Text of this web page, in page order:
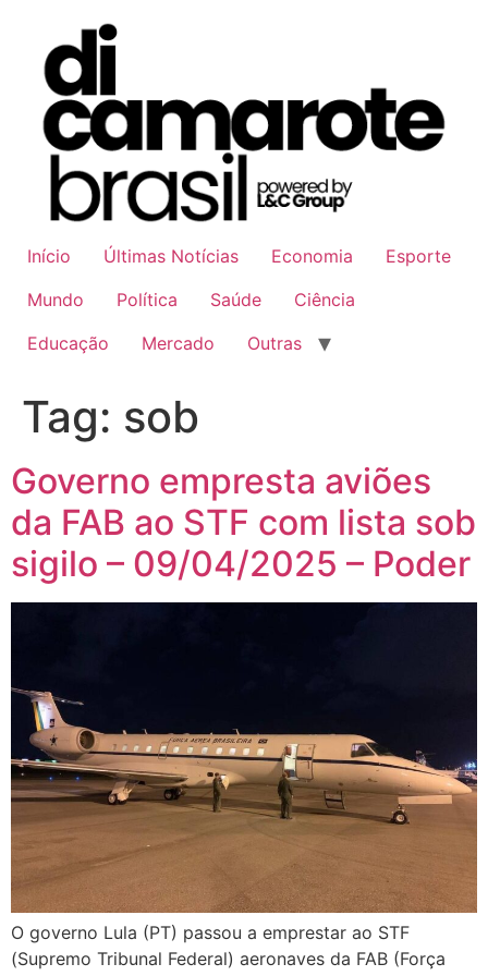
conteúdo
Início Últimas Notícias Economia
Esporte
Mundo
Política Saúde
Ciência
Educação
Mercado Outras
Tag: sob
Governo empresta aviões
da FAB ao STF com lista sob
sigilo – 09/04/2025 – Poder
O governo Lula (PT) passou a emprestar ao STF
(Supremo Tribunal Federal) aeronaves da FAB (Força